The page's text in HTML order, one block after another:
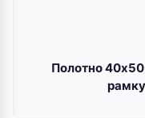
Полотно